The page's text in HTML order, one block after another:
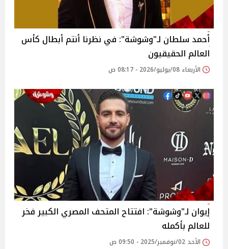
أحمد سلطان لـ"وشوشة": في نظرنا أنتم أبطال كأس
العالم الحقيقيون
الأربعاء 08/يوليو/2026 - 08:17 ص
إيوان لـ"وشوشة": افتتاح المتحف المصري الكبير فخر
للعالم بأكمله
الأحد 02/نوفمبر/2025 - 09:50 ص